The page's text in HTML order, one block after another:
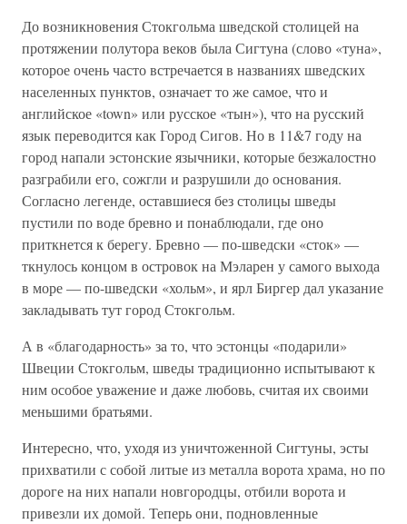
До возникновения Стокгольма шведской столицей на
протяжении полутора веков была Сигтуна (слово «туна»,
которое очень часто встречается в названиях шведских
населенных пунктов, означает то же самое, что и
английское «town» или русское «тын»), что на русский
язык переводится как Город Сигов. Но в 11&7 году на
город напали эстонские язычники, которые безжалостно
разграбили его, сожгли и разрушили до основания.
Согласно легенде, оставшиеся без столицы шведы
пустили по воде бревно и понаблюдали, где оно
приткнется к берегу. Бревно — по-шведски «сток» —
ткнулось концом в островок на Мэларен у самого выхода
в море — по-шведски «хольм», и ярл Биргер дал указание
закладывать тут город Стокгольм.
А в «благодарность» за то, что эстонцы «подарили»
Швеции Стокгольм, шведы традиционно испытывают к
ним особое уважение и даже любовь, считая их своими
меньшими братьями.
Интересно, что, уходя из уничтоженной Сигтуны, эсты
прихватили с собой литые из металла ворота храма, но по
дороге на них напали новгородцы, отбили ворота и
привезли их домой. Теперь они, подновленные